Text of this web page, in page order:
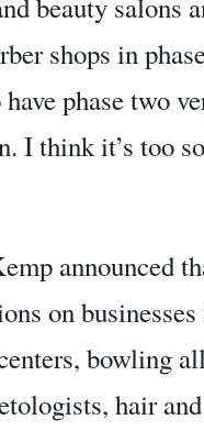
beauty salons
shops in
have phase two
I think it’s too
announced
on
bowling
hair